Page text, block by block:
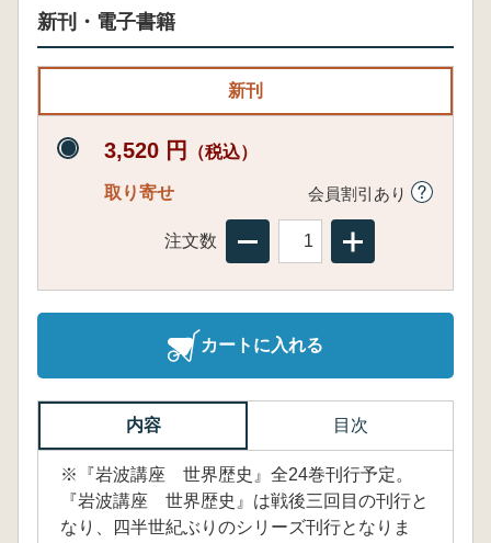
新刊・電子書籍
新刊
3,520 円 （税込）
取り寄せ 会員割引あり
注文数
カートに入れる
内容 目次
※『岩波講座 世界歴史』全24巻刊行予定。
『岩波講座 世界歴史』は戦後三回目の刊行と
なり、四半世紀ぶりのシリーズ刊行となりま